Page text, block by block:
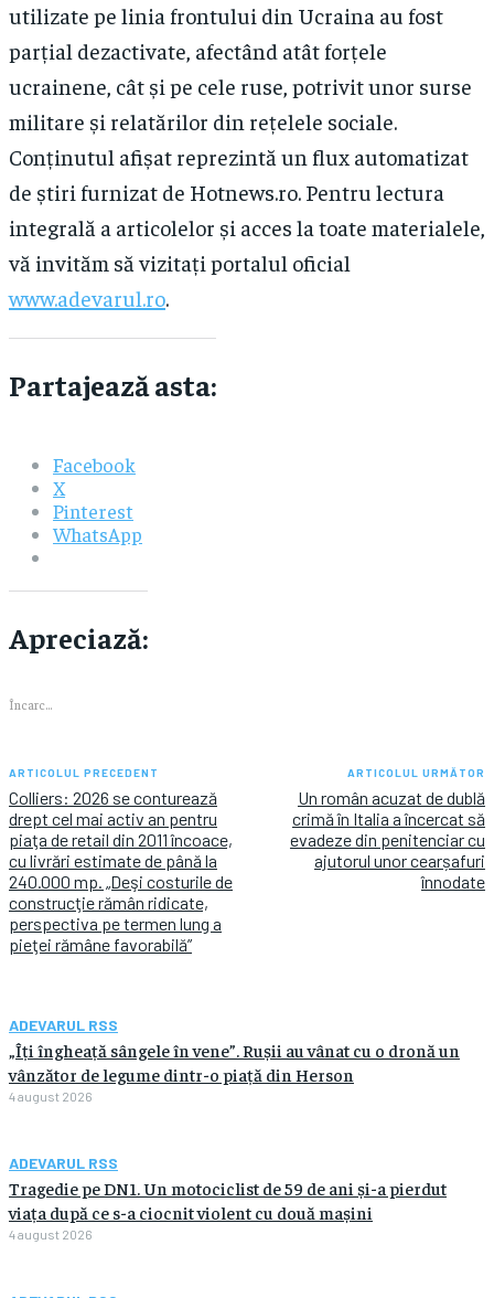
utilizate pe linia frontului din Ucraina au fost
parțial dezactivate, afectând atât forțele
ucrainene, cât și pe cele ruse, potrivit unor surse
militare și relatărilor din rețelele sociale.
Conținutul afișat reprezintă un flux automatizat
de știri furnizat de Hotnews.ro. Pentru lectura
integrală a articolelor și acces la toate materialele,
vă invităm să vizitați portalul oficial
www.adevarul.ro.
Partajează asta:
Facebook
X
Pinterest
WhatsApp
Apreciază:
Încarc...
ARTICOLUL PRECEDENT
Colliers: 2026 se conturează
drept cel mai activ an pentru
piaţa de retail din 2011 încoace,
cu livrări estimate de până la
240.000 mp. „Deşi costurile de
construcţie rămân ridicate,
perspectiva pe termen lung a
pieţei rămâne favorabilă”
ARTICOLUL URMĂTOR
Un român acuzat de dublă
crimă în Italia a încercat să
evadeze din penitenciar cu
ajutorul unor cearșafuri
înnodate
ADEVARUL RSS
„Îți îngheață sângele în vene”. Rușii au vânat cu o dronă un
vânzător de legume dintr-o piață din Herson
4 august 2026
ADEVARUL RSS
Tragedie pe DN1. Un motociclist de 59 de ani și-a pierdut
viața după ce s-a ciocnit violent cu două mașini
4 august 2026